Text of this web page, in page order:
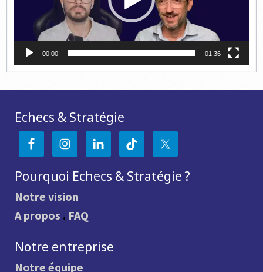
00:00 01:36
Echecs & Stratégie
Pourquoi Echecs & Stratégie ?
Notre vision
A propos . FAQ
Notre entreprise
Notre équipe